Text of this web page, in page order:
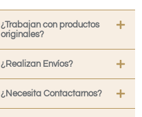
¿Trabajan con productos
originales?
¿Realizan Envíos?
¿Necesita Contactarnos?